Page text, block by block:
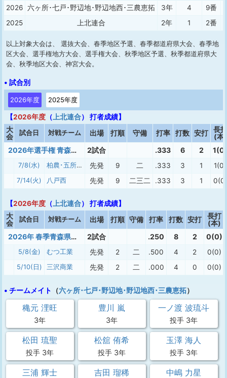
2026 六ヶ所･七戸･野辺地･野辺地西･三農恵拓 3年 4 9番
2025
上北連合 2年 1 2番
以上対象大会は、 選抜大会、春季地区予選、春季都道府県大会、春季地
区大会、選手権地方大会、選手権大会、秋季地区予選、秋季都道府県大
会、秋季地区大会、神宮大会。
• 試合別
2026年度 2025年度
【2026年度 （ 上北連合） 打者成績】
大
会
試合日 対戦チーム 出場 打順 守備 打率 打数 安打
長打
(本)
2026年選手権 青森大会 2試合 .333 6 2 1(0)
7/8(水) 柏農･五所工 先発 9 二 .333 3 1 1(0)
7/14(火) 八戸西 先発 9 二三二 .333 3 1 0(0)
【2026年度 （ 上北連合） 打者成績】
大
会
試合日 対戦チーム 出場 打順 守備 打率 打数 安打
長打
(本)
2026年 春季青森県大会 2試合 .250 8 2 0(0)
5/8(金) むつ工業 先発 2 二 .500 4 2 0(0)
5/10(日) 三沢商業 先発 2 二 .000 4 0 0(0)
• チームメイト （六ヶ所･七戸･野辺地･野辺地西･三農恵拓）
穐元 浬旺
3年
豊川 嵐
3年
一ノ渡 波琉斗
投手 3年
松田 琉聖
投手 3年
松舘 侑希
投手 3年
玉澤 海人
投手 3年
三浦 輝士 吉田 瑠稀 中嶋 力星